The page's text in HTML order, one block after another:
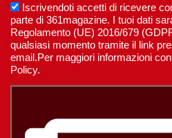
Iscrivendoti accetti di ricevere
parte di 361magazine. I tuoi dati
Regolamento (UE) 2016/679
qualsiasi momento tramite il link
email.Per maggiori informazioni
Policy.